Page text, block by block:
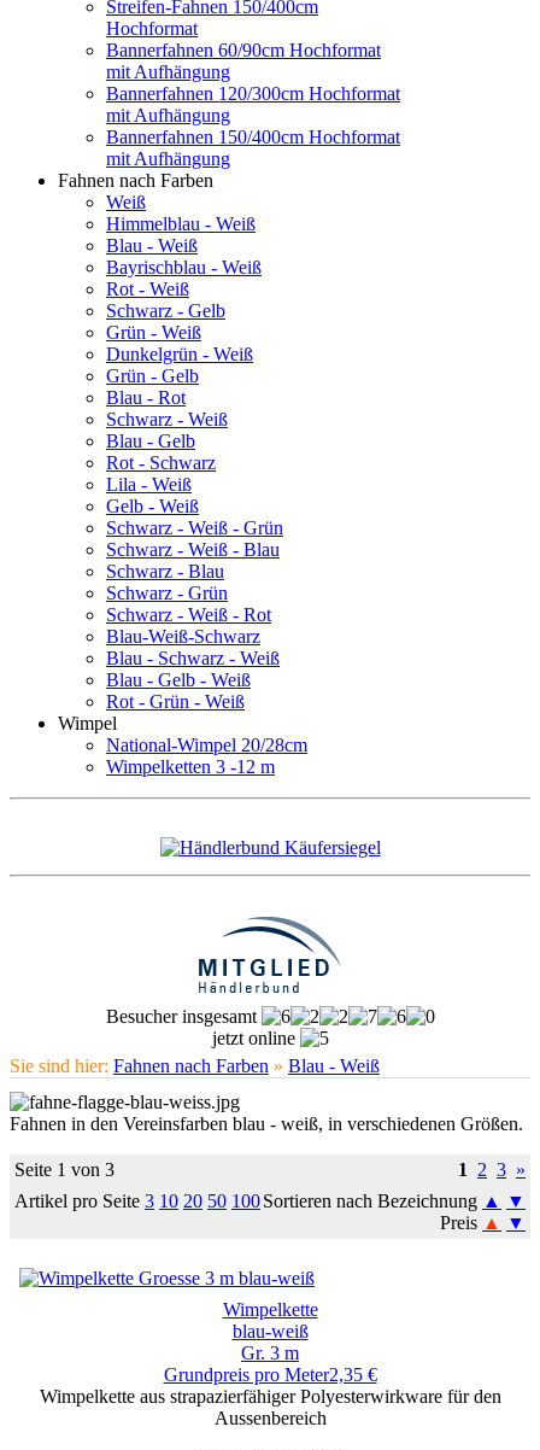
Streifen-Fahnen 150/400cm
Hochformat
Bannerfahnen 60/90cm Hochformat
mit Aufhängung
Bannerfahnen 120/300cm Hochformat
mit Aufhängung
Bannerfahnen 150/400cm Hochformat
mit Aufhängung
Fahnen nach Farben
Weiß
Himmelblau - Weiß
Blau - Weiß
Bayrischblau - Weiß
Rot - Weiß
Schwarz - Gelb
Grün - Weiß
Dunkelgrün - Weiß
Grün - Gelb
Blau - Rot
Schwarz - Weiß
Blau - Gelb
Rot - Schwarz
Lila - Weiß
Gelb - Weiß
Schwarz - Weiß - Grün
Schwarz - Weiß - Blau
Schwarz - Blau
Schwarz - Grün
Schwarz - Weiß - Rot
Blau-Weiß-Schwarz
Blau - Schwarz - Weiß
Blau - Gelb - Weiß
Rot - Grün - Weiß
Wimpel
National-Wimpel 20/28cm
Wimpelketten 3 -12 m
Besucher insgesamt
jetzt online
Sie sind hier: Fahnen nach Farben » Blau - Weiß
Fahnen in den Vereinsfarben blau - weiß, in verschiedenen Größen.
Seite 1 von 3 1 2 3 »
Artikel pro Seite 3 10 20 50 100Sortieren nach Bezeichnung ▲
▼
Preis ▲ ▼
Wimpelkette
blau-weiß
Gr. 3 m
Grundpreis pro Meter2,35 €
Wimpelkette aus strapazierfähiger Polyesterwirkware für den
Aussenbereich